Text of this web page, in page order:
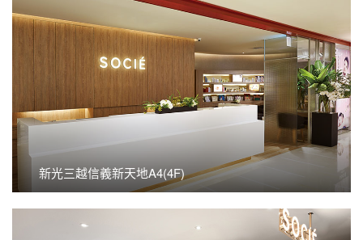
新光三越信義新天地A4(4F)
看更多
新光三越信義新天地A4(4F)